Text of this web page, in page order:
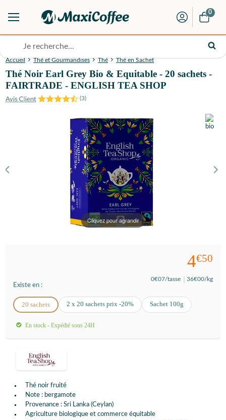
0
Accueil Thé et Gourmandises Thé Thé en Sachet
Thé Noir Earl Grey Bio & Equitable - 20 sachets -
FAIRTRADE - ENGLISH TEA SHOP
(3)
Cliquez pour agrandir
Thé noir fruité
Note : bergamote
Provenance : Sri Lanka (Ceylan)
Agriculture biologique et commerce équitable
4€50
0€07/tasse 36€00/kg
Existe en :
20 sachets 2 x 20 sachets prix -20% Sachet 100g
En stock - Expédié sous 24H